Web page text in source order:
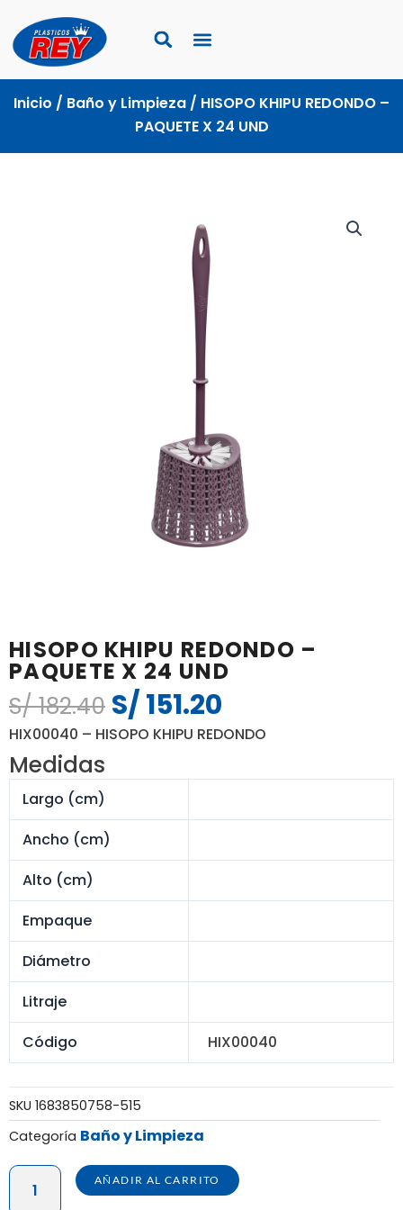
contenido
Inicio / Baño y Limpieza / HISOPO KHIPU REDONDO –
PAQUETE X 24 UND
HISOPO KHIPU REDONDO –
PAQUETE X 24 UND
S/182.40 El
precio
era:
S/151.20
precio
es:
HIX00040 – HISOPO KHIPU REDONDO
Medidas
Largo (cm)
Ancho (cm)
Alto (cm)
Empaque
Diámetro
Litraje
Código
HIX00040
SKU 1683850758-515
Categoría Baño y Limpieza
HISOPO
KHIPU
AÑADIR AL CARRITO